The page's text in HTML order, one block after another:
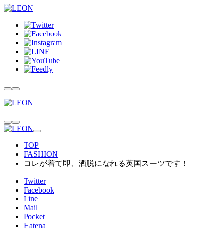
TOP
FASHION
コレが着て即、洒脱になれる英国スーツです！
Twitter
Facebook
Line
Mail
Pocket
Hatena